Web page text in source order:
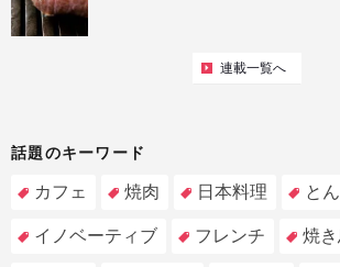
連載一覧へ
話題のキーワード
カフェ 焼肉 日本料理 と
イノベーティブ フレンチ 焼